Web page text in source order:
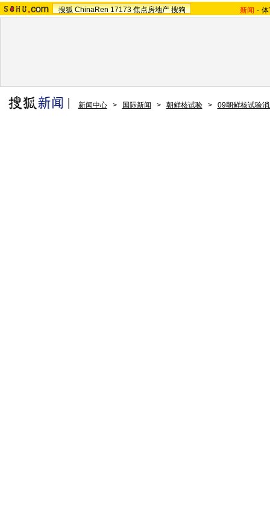
搜狐 ChinaRen 17173 焦点房地产 搜狗 新闻 -
新闻中心 > 国际新闻 > 朝鲜核试验 > 09朝鲜核试验